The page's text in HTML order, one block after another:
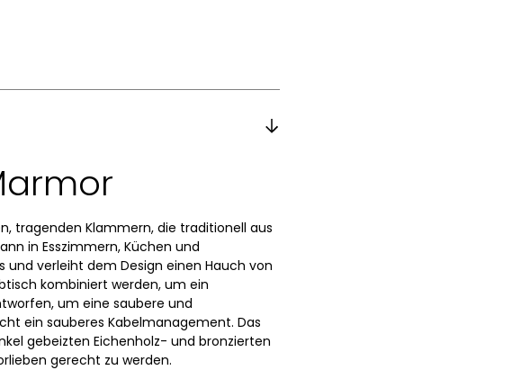
tragenden Klammern, die traditionell aus
in Esszimmern, Küchen und
und verleiht dem Design einen Hauch von
kombiniert werden, um ein
um eine saubere und
ein sauberes Kabelmanagement. Das
gebeizten Eichenholz- und bronzierten
gerecht zu werden.